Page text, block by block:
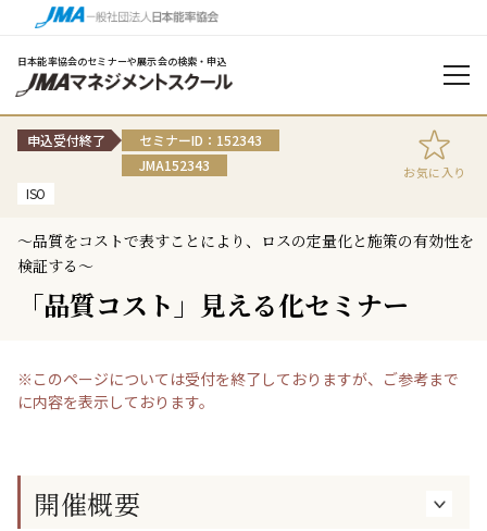
日本能率協会のセミナーや展示会の検索・申込
申込受付終了
セミナーID：152343
JMA152343
ISO
お気に入り
～品質をコストで表すことにより、ロスの定量化と施策の有効性を
検証する～
「品質コスト」見える化セミナー
※このページについては受付を終了しておりますが、ご参考まで
に内容を表示しております。
開催概要